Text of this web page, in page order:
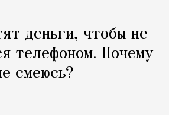
деньги, чтобы не
телефоном. Почему
смеюсь?